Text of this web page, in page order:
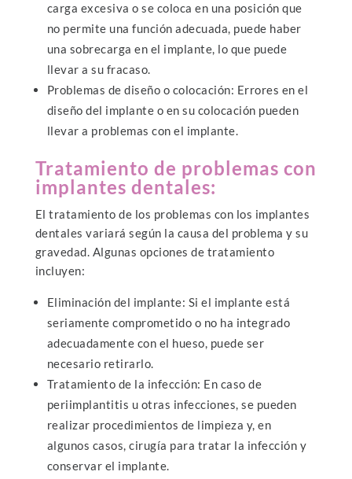
carga excesiva o se coloca en una posición que
no permite una función adecuada, puede haber
una sobrecarga en el implante, lo que puede
llevar a su fracaso.
Problemas de diseño o colocación: Errores en el
diseño del implante o en su colocación pueden
llevar a problemas con el implante.
Tratamiento de problemas con
implantes dentales:
El tratamiento de los problemas con los implantes
dentales variará según la causa del problema y su
gravedad. Algunas opciones de tratamiento
incluyen:
Eliminación del implante: Si el implante está
seriamente comprometido o no ha integrado
adecuadamente con el hueso, puede ser
necesario retirarlo.
Tratamiento de la infección: En caso de
periimplantitis u otras infecciones, se pueden
realizar procedimientos de limpieza y, en
algunos casos, cirugía para tratar la infección y
conservar el implante.